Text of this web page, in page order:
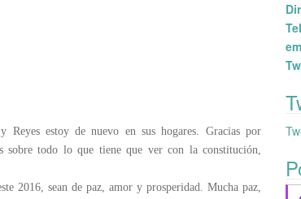
estoy de nuevo en sus hogares. Gracias por
todo lo que tiene que ver con la constitución,
2016, sean de paz, amor y prosperidad. Mucha paz,